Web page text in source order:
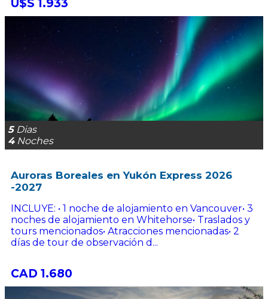
U$S 1.933
5Dias
4Noches
Auroras Boreales en Yukón Express 2026
-2027
INCLUYE: • 1 noche de alojamiento en Vancouver• 3
noches de alojamiento en Whitehorse• Traslados y
tours mencionados• Atracciones mencionadas• 2
días de tour de observación d...
CAD 1.680